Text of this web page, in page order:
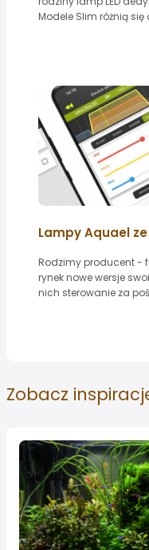
Modele Slim różnią się
Lampy Aquael
Rodzimy producent -
rynek nowe wersje
nich sterowanie za
Zobacz